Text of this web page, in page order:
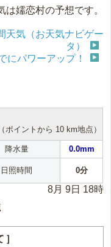
は嬬恋村の予想です。
天気（お天気ナビゲー
タ）
にパワーアップ！
（ポイントから 10 km地点）
降水量 0.0mm
日照時間 0分
8月 9日 18時